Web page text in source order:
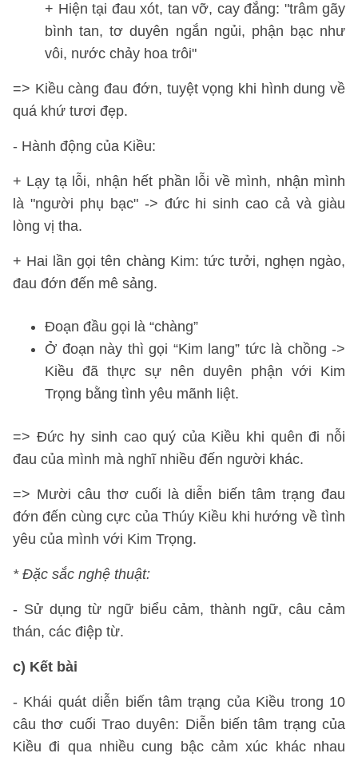
+ Hiện tại đau xót, tan vỡ, cay đắng: "trâm gãy
bình tan, tơ duyên ngắn ngủi, phận bạc như
vôi, nước chảy hoa trôi"
=> Kiều càng đau đớn, tuyệt vọng khi hình dung về
quá khứ tươi đẹp.
- Hành động của Kiều:
+ Lạy tạ lỗi, nhận hết phần lỗi về mình, nhận mình
là "người phụ bạc" -> đức hi sinh cao cả và giàu
lòng vị tha.
+ Hai lần gọi tên chàng Kim: tức tưởi, nghẹn ngào,
đau đớn đến mê sảng.
Đoạn đầu gọi là “chàng”
Ở đoạn này thì gọi “Kim lang” tức là chồng ->
Kiều đã thực sự nên duyên phận với Kim
Trọng bằng tình yêu mãnh liệt.
=> Đức hy sinh cao quý của Kiều khi quên đi nỗi
đau của mình mà nghĩ nhiều đến người khác.
=> Mười câu thơ cuối là diễn biến tâm trạng đau
đớn đến cùng cực của Thúy Kiều khi hướng về tình
yêu của mình với Kim Trọng.
* Đặc sắc nghệ thuật:
- Sử dụng từ ngữ biểu cảm, thành ngữ, câu cảm
thán, các điệp từ.
c) Kết bài
- Khái quát diễn biến tâm trạng của Kiều trong 10
câu thơ cuối Trao duyên: Diễn biến tâm trạng của
Kiều đi qua nhiều cung bậc cảm xúc khác nhau